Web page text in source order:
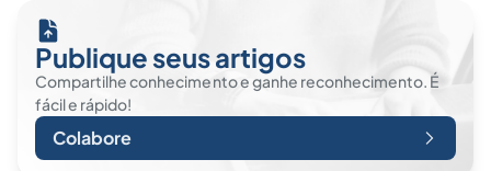
Publique seus artigos
Compartilhe conhecimento e ganhe reconhecimento. É
fácil e rápido!
Colabore